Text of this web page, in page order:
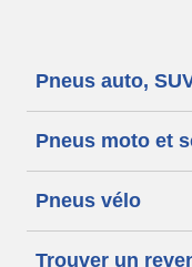
Pneus auto,
Pneus moto et
Pneus vélo
Trouver un